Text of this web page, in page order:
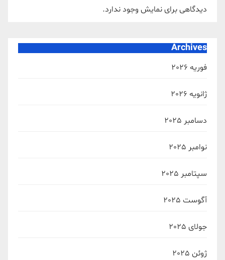
دیدگاهی برای نمایش وجود ندارد.
Archives
فوریه 2026
ژانویه 2026
دسامبر 2025
نوامبر 2025
سپتامبر 2025
آگوست 2025
جولای 2025
ژوئن 2025